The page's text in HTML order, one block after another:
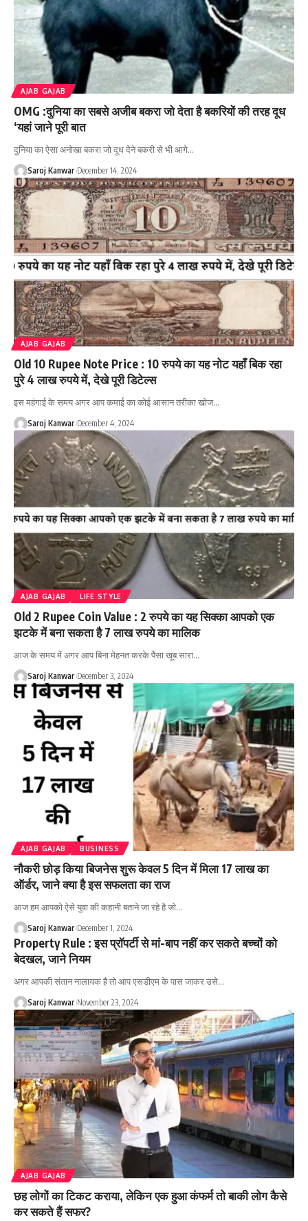
AJAB GAJAB
OMG :दुनिया का सबसे अजीब बकरा जो देता है बकरियों की तरह दूध
‘यहां जाने पूरी बात
दुनिया का ऐसा अनोखा बकरा जो दूध देने बकरी से भी आगे…
Saroj Kanwar December 14, 2024
AJAB GAJAB
Old 10 Rupee Note Price : 10 रुपये का यह नोट यहाँ बिक रहा
पुरे 4 लाख रुपये में, देखे पूरी डिटेल्स
इस महंगाई के समय अगर आप कमाई का कोई आसान तरीका खोज…
Saroj Kanwar December 4, 2024
AJAB GAJAB LIFE STYLE
Old 2 Rupee Coin Value : 2 रुपये का यह सिक्का आपको एक
झटके में बना सकता है 7 लाख रुपये का मालिक
आज के समय में अगर आप बिना मेहनत करके पैसा खूब सारा…
Saroj Kanwar December 3, 2024
AJAB GAJAB BUSINESS
नौकरी छोड़ किया बिजनेस शुरू केवल 5 दिन में मिला 17 लाख का
ऑर्डर, जाने क्या है इस सफलता का राज
आज हम आपको ऐसे युवा की कहानी बताने जा रहे है जो…
Saroj Kanwar December 1, 2024
Property Rule : इस प्रॉपर्टी से मां-बाप नहीं कर सकते बच्चों को
बेदखल, जाने नियम
अगर आपकी संतान नालायक है तो आप एसडीएम के पास जाकर उसे…
Saroj Kanwar November 23, 2024
AJAB GAJAB
छह लोगों का टिकट कराया, लेकिन एक हुआ कंफर्म तो बाकी लोग कैसे
कर सकते हैं सफर?